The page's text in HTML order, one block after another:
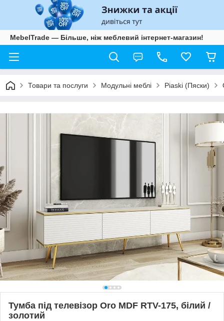
MebelTrade — Більше, ніж меблевий інтернет-магазин!
Товари та послуги Модульні меблі Piaski (Пяски)
Тумба під телевізор Oro MDF RTV-175, білий /
золотий